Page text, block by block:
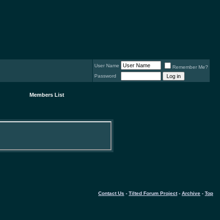
User Name
Remember Me?
Password
Members List
Contact Us - Tilted Forum Project- Archive - Top